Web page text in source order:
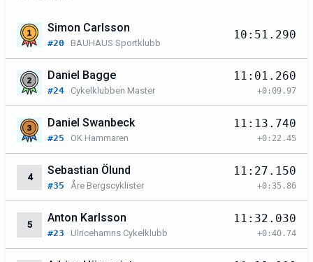
Simon Carlsson
#20 BAUHAUS Sportklubb
10:51.290
Daniel Bagge
#24 Cykelklubben Master
11:01.260
+0:09.97
Daniel Swanbeck
#25 OK Hammaren
11:13.740
+0:22.45
4
Sebastian Ölund
#35 Åre Bergscyklister
11:27.150
+0:35.86
5
Anton Karlsson
#23 Ulricehamns Cykelklubb
11:32.030
+0:40.74